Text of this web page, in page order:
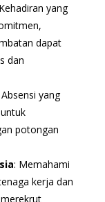
yang
dapat
dan
yang
potongan
: Memahami
kerja dan